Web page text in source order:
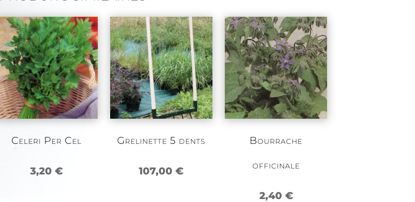
Celeri Per Cel
3,20€
Grelinette 5 dents
107,00€
Bourrache
officinale
2,40 €